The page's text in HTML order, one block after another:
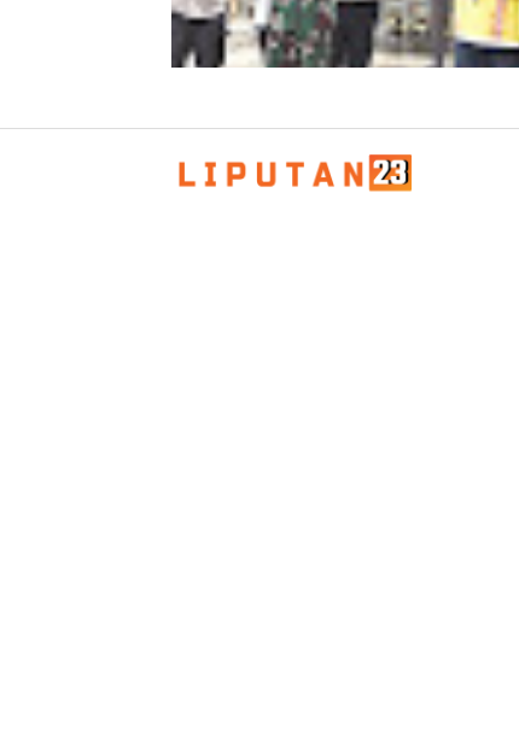
Kapolda Aceh Bersama Forkopimda